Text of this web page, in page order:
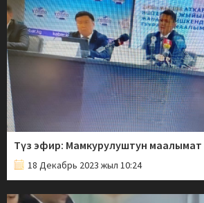
Түз эфир: Мамкурулуштун
18 Декабрь 2023 жыл 10:24